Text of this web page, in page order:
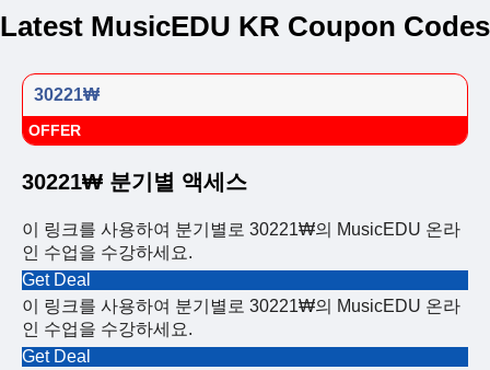
Latest MusicEDU KR Coupon Codes
30221₩
OFFER
30221₩ 분기별 액세스
이 링크를 사용하여 분기별로 30221₩의 MusicEDU 온라
인 수업을 수강하세요.
Get Deal
이 링크를 사용하여 분기별로 30221₩의 MusicEDU 온라
인 수업을 수강하세요.
Get Deal